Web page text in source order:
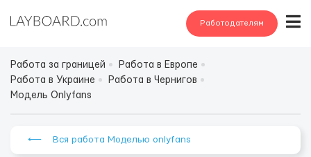
Работодателям
Работа за границей
Работа в Европе
Работа в Украине
Работа в Чернигов
Модель Onlyfans
⟵ Вся работа Моделью onlyfans